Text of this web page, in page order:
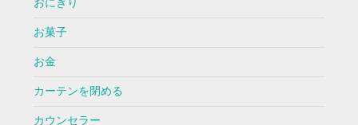
おにぎり
お菓子
お金
カーテンを閉める
カウンセラー